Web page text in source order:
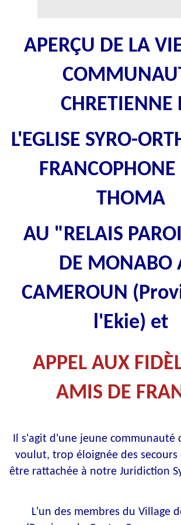
APERÇU DE LA
CHRETIENNE
L'EGLISE SYRO-
THOMA
AU "RELAIS
DE MONABO
CAMEROUN
l'Ekie) et
APPEL AUX
AMIS DE
Il s'agit d'une jeune communauté
voulut, trop éloignée des secours
être rattachée à notre Juridiction
L'un des membres du Village